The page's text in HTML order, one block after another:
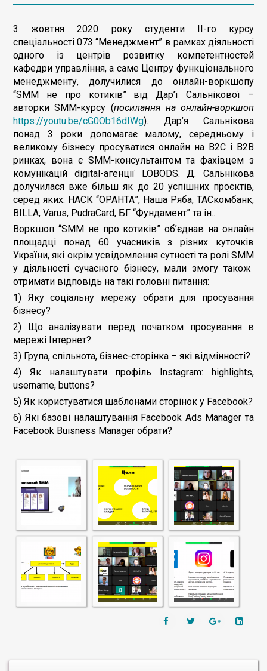
3 жовтня 2020 року студенти II-го курсу
спеціальності 073 “Менеджмент” в рамках діяльності
одного із центрів розвитку компетентностей
кафедри управління, а саме Центру функціонального
менеджменту, долучилися до онлайн-воркшопу
“SMM не про котиків” від Дар’ї Сальнікової –
авторкиSMM-курсу (посилання на онлайн-воркшоп
https://youtu.be/cG0Ob16dIWg). Дар’я Сальнікова
понад 3 роки допомагає малому, середньому і
великому бізнесу просуватися онлайн на B2C і B2B
ринках, вона є SMM-консультантом та фахівцем з
комунікацій digital-агенції LOBODS. Д. Сальнікова
долучилася вже більш як до 20 успішних проєктів,
серед яких: НАСК “ОРАНТА”, Наша Ряба, ТАСкомбанк,
BILLA, Varus, PudraCard, БГ “Фундамент” та ін..
Воркшоп “SMM не про котиків” об’єднав на онлайн
площадці понад 60 учасників з різних куточків
України, які окрім усвідомлення сутності та ролі SMM
у діяльності сучасного бізнесу, мали змогу також
отримати відповідь на такі головні питання:
1) Яку соціальну мережу обрати для просування
бізнесу?
2) Що аналізувати перед початком просування в
мережі Інтернет?
3) Група, спільнота, бізнес-сторінка – які відмінності?
4) Як налаштувати профіль Instagram: highlights,
username, buttons?
5) Як користуватися шаблонами сторінок у Facebook?
6) Які базові налаштування Facebook Ads Manager та
Facebook Buisness Manager обрати?